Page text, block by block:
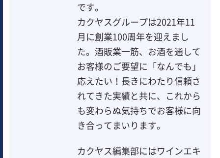
です。
カクヤスグループは2021年11
月に創業100周年を迎えまし
た。酒販業一筋、お酒を通して
お客様のご要望に「なんでも」
応えたい！長きにわたり信頼さ
れてきた実績と共に、これから
も変わらぬ気持ちでお客様に向
き合ってまいります。
カクヤス編集部にはワインエキ